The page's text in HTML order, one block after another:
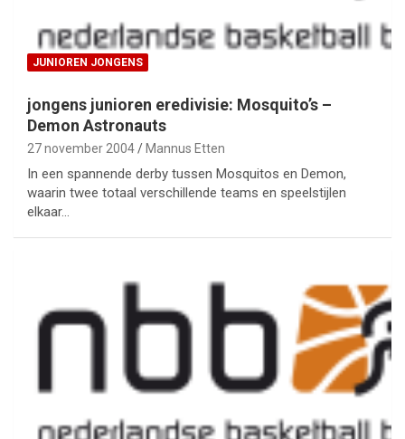
JUNIOREN JONGENS
jongens junioren eredivisie: Mosquito’s –
Demon Astronauts
27 november 2004 Mannus Etten
In een spannende derby tussen Mosquitos en Demon,
waarin twee totaal verschillende teams en speelstijlen
elkaar…